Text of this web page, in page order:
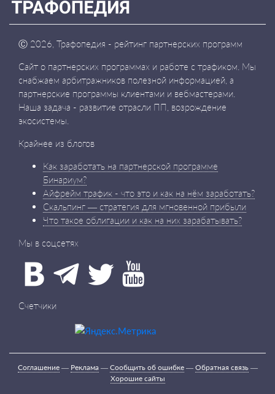
Ⓒ 2026, Трафопедия - рейтинг партнерских программ
Сайт о партнерских программах и работе с трафиком. Мы
снабжаем арбитражников полезной информацией, а
партнерские программы клиентами и вебмастерами.
Наша задача - развитие отрасли ПП, возрождение
экосистемы.
Крайнее из блогов
Как заработать на партнерской программе
Бинариум?
Айфрейм трафик - что это и как на нём заработать?
Скальпинг — стратегия для мгновенной прибыли
Что такое облигации и как на них зарабатывать?
Мы в соцсетях
Счетчики
Соглашение— Реклама— Сообщить об ошибке— Обратная связь—
Хорошие сайты